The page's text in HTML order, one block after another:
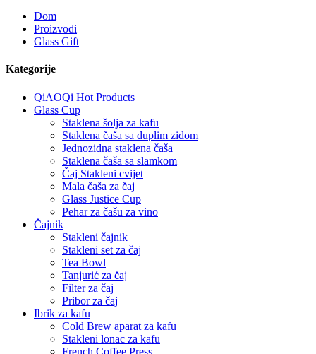
Dom
Proizvodi
Glass Gift
Kategorije
QiAOQi Hot Products
Glass Cup
Staklena šolja za kafu
Staklena čaša sa duplim zidom
Jednozidna staklena čaša
Staklena čaša sa slamkom
Čaj Stakleni cvijet
Mala čaša za čaj
Glass Justice Cup
Pehar za čašu za vino
Čajnik
Stakleni čajnik
Stakleni set za čaj
Tea Bowl
Tanjurić za čaj
Filter za čaj
Pribor za čaj
Ibrik za kafu
Cold Brew aparat za kafu
Stakleni lonac za kafu
French Coffee Press